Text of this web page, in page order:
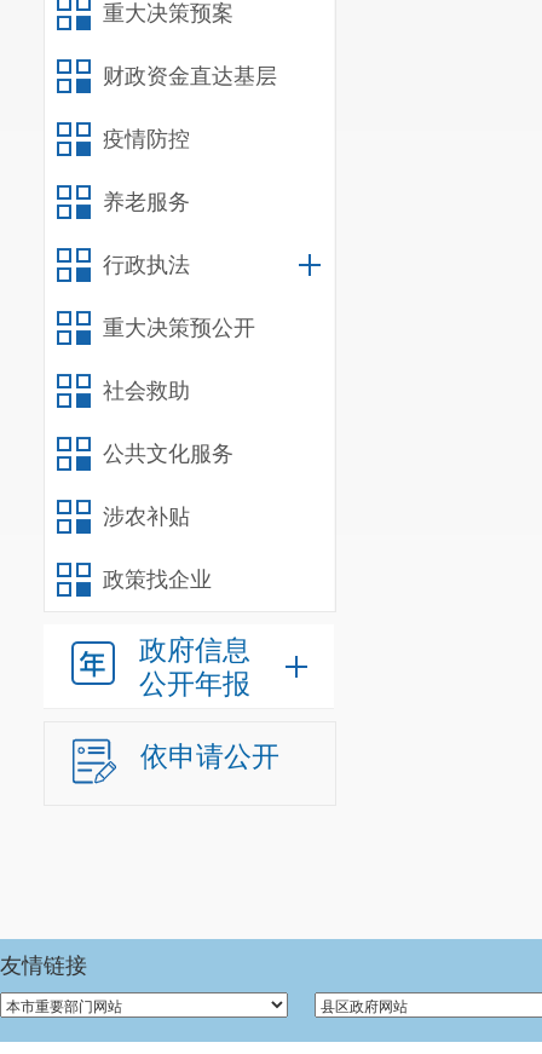
重大决策预案
财政资金直达基层
疫情防控
养老服务
行政执法
重大决策预公开
社会救助
公共文化服务
涉农补贴
政策找企业
政府信息
公开年报
依申请公开
友情链接